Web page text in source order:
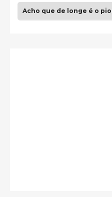
Acho que de longe é o